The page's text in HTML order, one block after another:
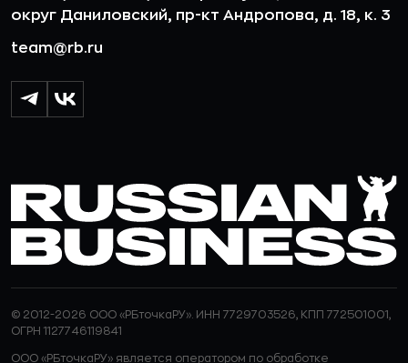
округ Даниловский, пр-кт Андропова, д. 18, к. 3
team@rb.ru
© 2012-2026 ООО «РБточкаРУ». ИНН 7729703526, КПП 772501001,
ОГРН 1127746119841
ООО «РБточкаРУ» является оператором по обработке